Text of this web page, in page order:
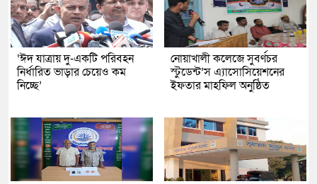
‘ঈদ যাত্রায় দু-একটি পরিবহন
নির্ধারিত ভাড়ার চেয়েও কম
নিচ্ছে’
নোয়াখালী কলেজে সুবর্ণচর
স্টুডেন্ট’স এ্যাসোসিয়েশনের
ইফতার মাহফিল অনুষ্ঠিত